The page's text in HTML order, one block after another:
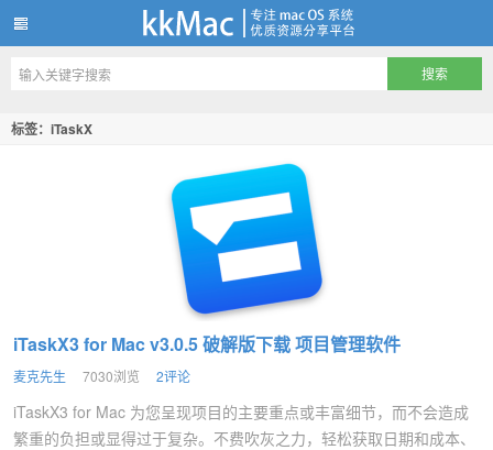
kkMac
标签：iTaskX
iTaskX3 for Mac v3.0.5 破解版下载 项目管理软件
麦克先生 7030浏览 2评论
iTaskX3 for Mac 为您呈现项目的主要重点或丰富细节，而不会造成
繁重的负担或显得过于复杂。不费吹灰之力，轻松获取日期和成本、